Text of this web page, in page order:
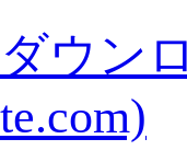
ウン